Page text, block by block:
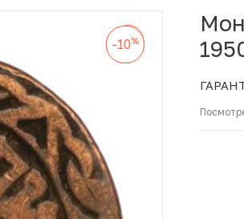
-10%
-10%
-10%